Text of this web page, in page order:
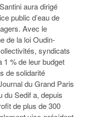
aura dirigé
public d’eau de
Avec le
de la loi Oudin-
syndicats
1 % de leur budget
de solidarité
du Grand Paris
du Sedif a, depuis
de plus de 300